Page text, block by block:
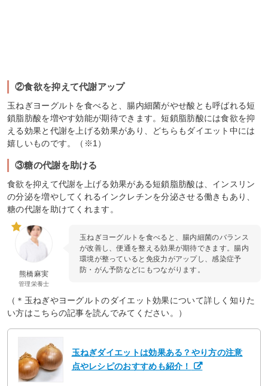
②食欲を抑えて代謝アップ
玉ねぎヨーグルトを食べると、腸内細菌がやせ酸とも呼ばれる短
鎖脂肪酸を増やす効能が期待できます。短鎖脂肪酸には食欲を抑
える効果と代謝を上げる効果があり、どちらもダイエット中には
嬉しいものです。（※1）
③糖の代謝を助ける
食欲を抑えて代謝を上げる効果がある短鎖脂肪酸は、インスリン
の分泌を増やしてくれるインクレチンを分泌させる働きもあり、
糖の代謝を助けてくれます。
熊橋麻実
管理栄養士
玉ねぎヨーグルトを食べると、腸内細菌のバランス
が改善し、便通を整える効果が期待できます。腸内
環境が整っていると免疫力がアップし、感染症予
防・がん予防などにもつながります。
（＊玉ねぎやヨーグルトのダイエット効果について詳しく知りた
い方はこちらの記事を読んでみてください。）
玉ねぎダイエットは効果ある？やり方の注意
点やレシピのおすすめも紹介！